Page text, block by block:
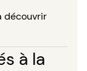
découvrir
à la